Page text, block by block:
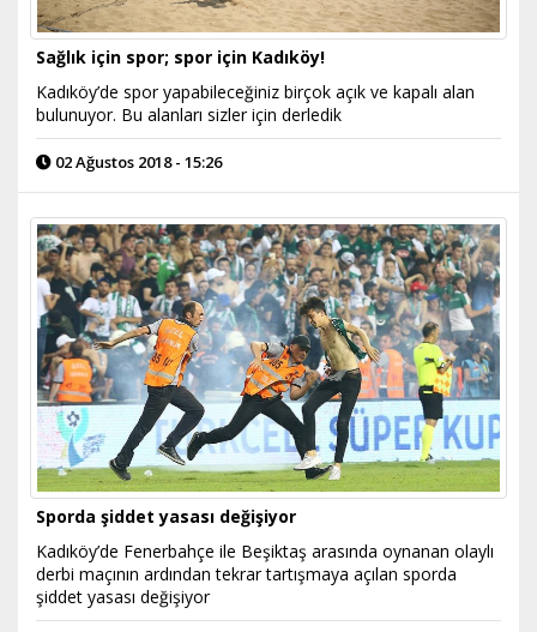
Sağlık için spor; spor için Kadıköy!
Kadıköy’de spor yapabileceğiniz birçok açık ve kapalı alan
bulunuyor. Bu alanları sizler için derledik
02 Ağustos 2018 - 15:26
Sporda şiddet yasası değişiyor
Kadıköy’de Fenerbahçe ile Beşiktaş arasında oynanan olaylı
derbi maçının ardından tekrar tartışmaya açılan sporda
şiddet yasası değişiyor